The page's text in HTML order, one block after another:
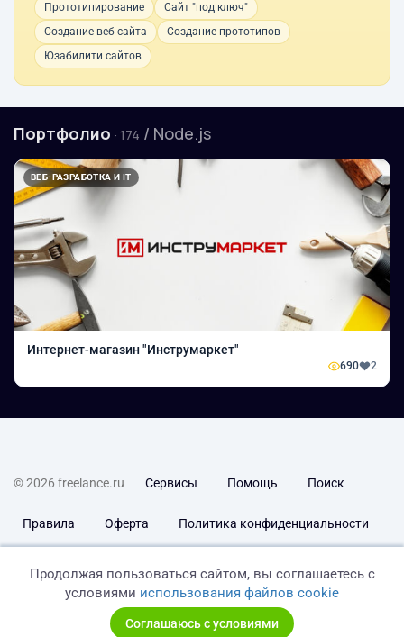
Прототипирование
Сайт "под ключ"
Создание веб-сайта
Создание прототипов
Юзабилити сайтов
Портфолио · 174 / Node.js
ВЕБ-РАЗРАБОТКА И IT
Интернет-магазин "Инструмаркет"
690 2
© 2026 freelance.ru Сервисы Помощь Поиск
Правила Оферта Политика конфиденциальности
Продолжая пользоваться сайтом, вы соглашаетесь с
условиями использования файлов cookie
Соглашаюсь с условиями